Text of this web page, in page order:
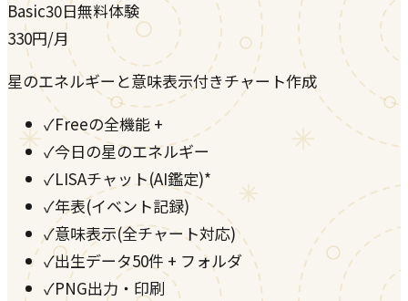
Basic30日無料体験
330円/月
星のエネルギーと意味表示付きチャート作成
✓Freeの全機能 +
✓今日の星のエネルギー
✓LISAチャット(AI鑑定)*
✓年表(イベント記録)
✓意味表示(全チャート対応)
✓出生データ50件 + フォルダ
✓PNG出力・印刷